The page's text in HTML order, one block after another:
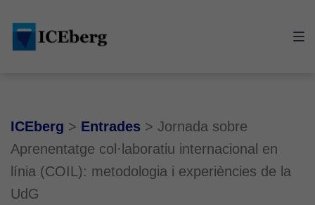
main
content
footer
ICEberg > Entrades > Jornada sobre
Aprenentatge col·laboratiu internacional en
línia (COIL): metodologia i experiències de la
UdG